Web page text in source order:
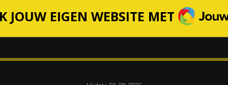
JOUW EIGEN WEBSITE MET